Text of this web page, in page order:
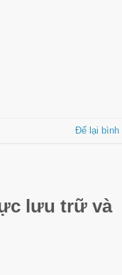
Để lại bình
lưu trữ và